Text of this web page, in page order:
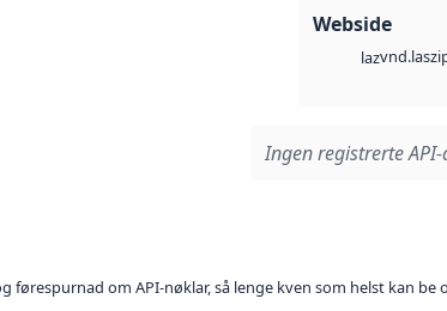
Webside
laz
Ingen registrerte
førespurnad om API-nøklar, så lenge kven som helst kan